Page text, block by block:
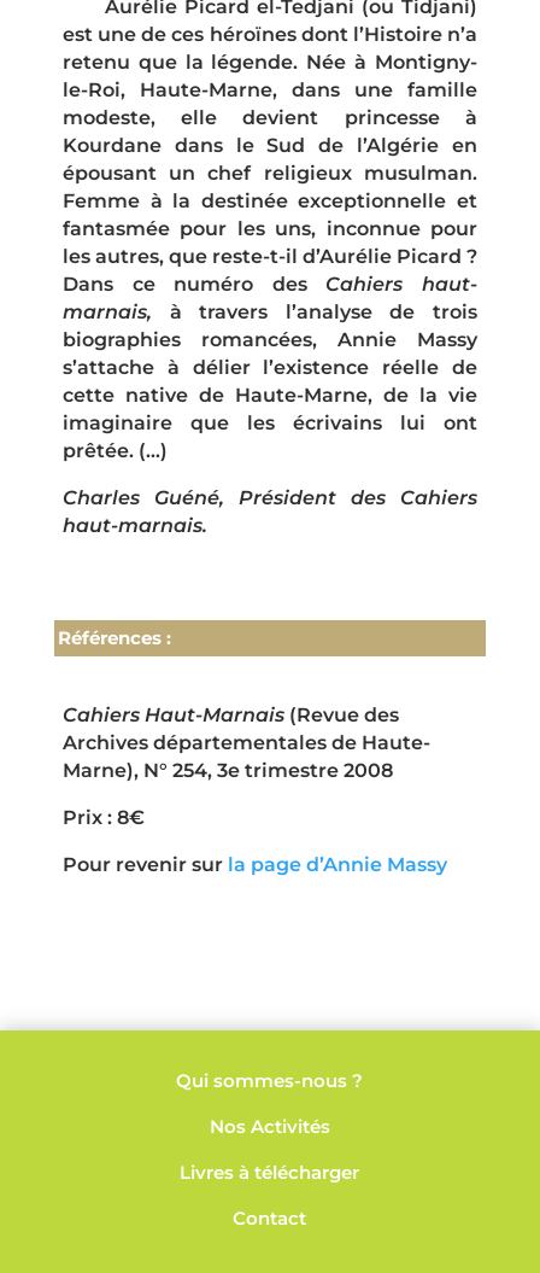
Aurélie Picard el-Tedjani (ou Tidjani)
est une de ces héroïnes dont l’Histoire n’a
retenu que la légende. Née à Montigny-
le-Roi, Haute-Marne, dans une famille
modeste, elle devient princesse à
Kourdane dans le Sud de l’Algérie en
épousant un chef religieux musulman.
Femme à la destinée exceptionnelle et
fantasmée pour les uns, inconnue pour
les autres, que reste-t-il d’Aurélie Picard ?
Dans ce numéro des Cahiers haut-
marnais, à travers l’analyse de trois
biographies romancées, Annie Massy
s’attache à délier l’existence réelle de
cette native de Haute-Marne, de la vie
imaginaire que les écrivains lui ont
prêtée. (…)
Charles Guéné, Président des Cahiers
haut-marnais.
Références :
Cahiers Haut-Marnais(Revue des
Archives départementales de Haute-
Marne), N° 254, 3e trimestre 2008
Prix : 8€
Pour revenir sur la page d’Annie Massy
Qui sommes-nous ?
Nos Activités
Livres à télécharger
Contact